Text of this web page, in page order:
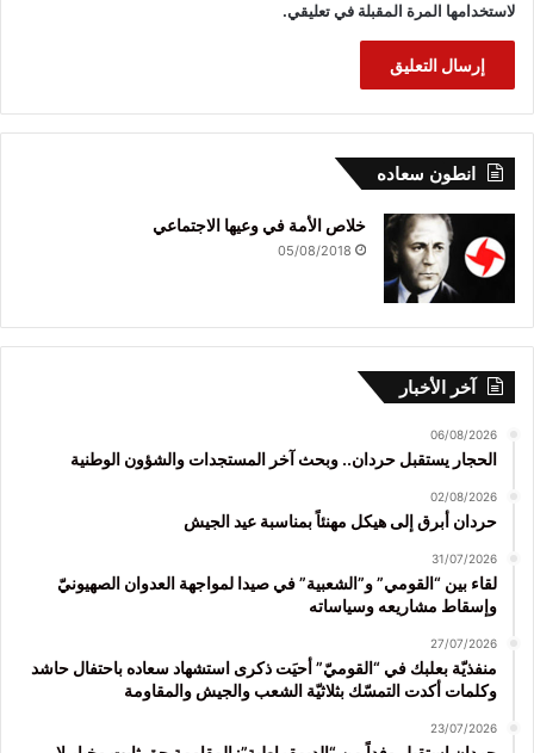
لاستخدامها المرة المقبلة في تعليقي.
انطون سعاده
خلاص الأمة في وعيها الاجتماعي
05/08/2018
آخر الأخبار
06/08/2026
الحجار يستقبل حردان.. وبحث آخر المستجدات والشؤون الوطنية
02/08/2026
حردان أبرق إلى هيكل مهنئاً بمناسبة عيد الجيش
31/07/2026
لقاء بين “القومي” و”الشعبية” في صيدا لمواجهة العدوان الصهيونيّ
وإسقاط مشاريعه وسياساته
27/07/2026
منفذيّة بعلبك في “القوميّ” أحيَت ذكرى استشهاد سعاده باحتفال حاشد
وكلمات أكدت التمسّك بثلاثيّة الشعب والجيش والمقاومة
23/07/2026